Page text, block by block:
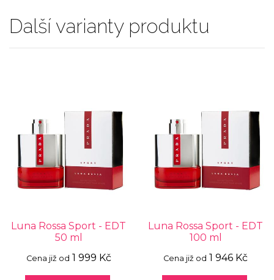
Další varianty produktu
Luna Rossa Sport - EDT
50 ml
Cena již od 1 999 Kč
Luna Rossa Sport - EDT
100 ml
Cena již od 1 946 Kč